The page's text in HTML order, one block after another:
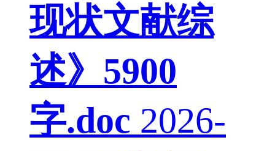
现状文献综
述》5900
字.doc 2026-